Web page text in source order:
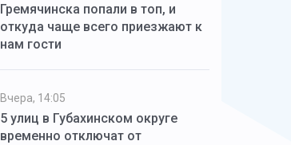
Гремячинска попали в топ, и
откуда чаще всего приезжают к
нам гости
Вчера, 14:05
5 улиц в Губахинском округе
временно отключат от